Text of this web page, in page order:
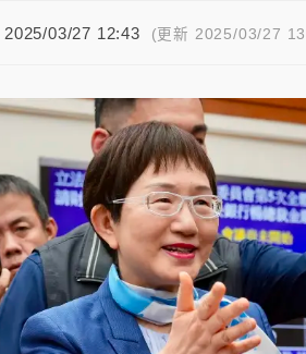
黃金158kg遭查扣畫面曝光
事人數！辜仲諒向法院聲請遭駁 理
！今線上預約開賣一度塞車 周六
！東檢抗告成功 今重開羈押庭
雨彈轟3天 「紅到發紫」降雨熱
2025/03/27 12:43 (更新 2025/03/27